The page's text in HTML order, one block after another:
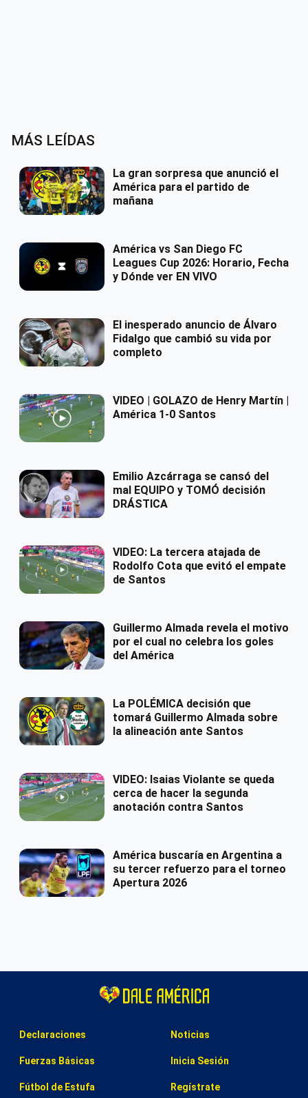
MÁS LEÍDAS
La gran sorpresa que anunció el
América para el partido de
mañana
América vs San Diego FC
Leagues Cup 2026: Horario, Fecha
y Dónde ver EN VIVO
El inesperado anuncio de Álvaro
Fidalgo que cambió su vida por
completo
VIDEO | GOLAZO de Henry Martín |
América 1-0 Santos
Emilio Azcárraga se cansó del
mal EQUIPO y TOMÓ decisión
DRÁSTICA
VIDEO: La tercera atajada de
Rodolfo Cota que evitó el empate
de Santos
Guillermo Almada revela el motivo
por el cual no celebra los goles
del América
La POLÉMICA decisión que
tomará Guillermo Almada sobre
la alineación ante Santos
VIDEO: Isaias Violante se queda
cerca de hacer la segunda
anotación contra Santos
América buscaría en Argentina a
su tercer refuerzo para el torneo
Apertura 2026
Declaraciones
Fuerzas Básicas
Fútbol de Estufa
Noticias
Inicia Sesión
Regístrate